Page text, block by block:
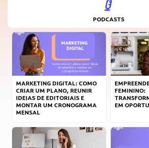
PODCASTS
MARKETING DIGITAL: COMO
CRIAR UM PLANO, REUNIR
IDEIAS DE EDITORIAIS E
MONTAR UM CRONOGRAMA
MENSAL
FEMININO:
EM